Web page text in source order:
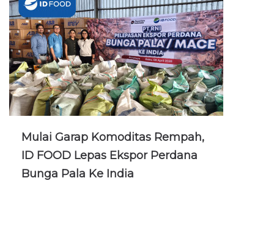
Mulai Garap Komoditas Rempah,
ID FOOD Lepas Ekspor Perdana
Bunga Pala Ke India